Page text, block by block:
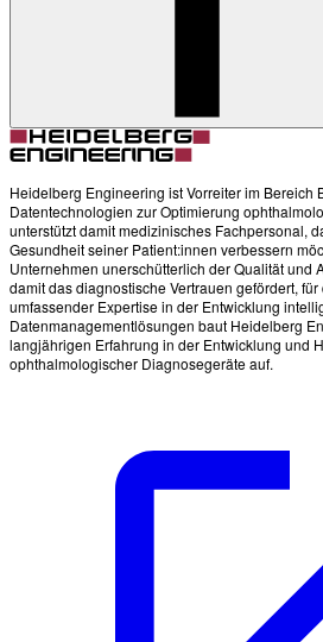
Heidelberg Engineering ist Vorreiter im Bereich
Datentechnologien zur Optimierung
unterstützt damit medizinisches Fachpersonal,
Gesundheit seiner Patient:innen verbessern
Unternehmen unerschütterlich der Qualität und
damit das diagnostische Vertrauen gefördert,
umfassender Expertise in der Entwicklung
Datenmanagementlösungen baut Heidelberg
langjährigen Erfahrung in der Entwicklung und
ophthalmologischer Diagnosegeräte auf.